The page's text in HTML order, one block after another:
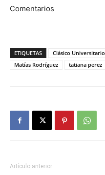
Comentarios
ETIQUETAS Clásico Universitario
Matías Rodríguez
tatiana perez
Artículo anterior